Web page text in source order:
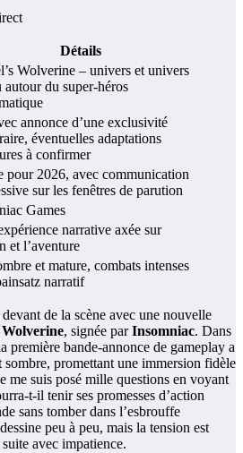
Détails
Wolverine – univers et univers
autour du super-héros
annonce d’une exclusivité
éventuelles adaptations
à confirmer
pour 2026, avec communication
sur les fenêtres de parution
Games
narrative axée sur
et l’aventure
et mature, combats intenses
narratif
de la scène avec une nouvelle
Wolverine, signée parInsomniac. Dans
première bande-annonce de gameplay a
promettant une immersion fidèle
me suis posé mille questions en voyant
t-il tenir ses promesses d’action
sans tomber dans l’esbrouffe
peu à peu, mais la tension est
avec impatience.